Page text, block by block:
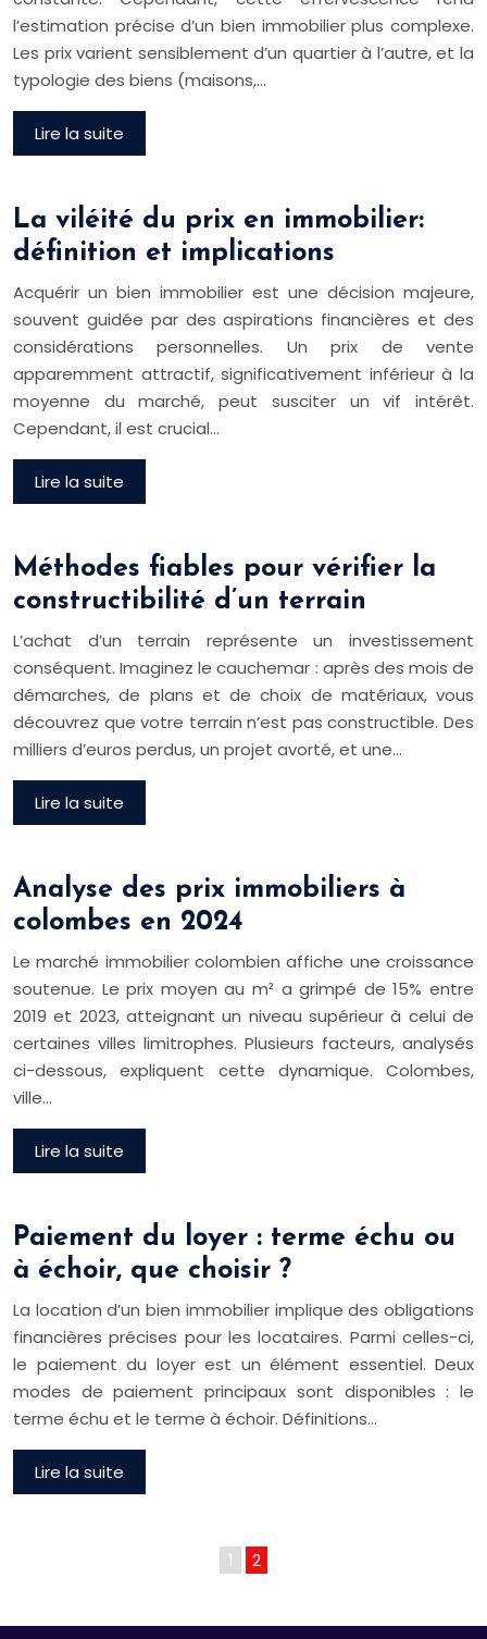
l’estimation précise d’un bien immobilier plus complexe.
Les prix varient sensiblement d’un quartier à l’autre, et la
typologie des biens (maisons,…
Lire la suite
La viléité du prix en immobilier:
définition et implications
Acquérir un bien immobilier est une décision majeure,
souvent guidée par des aspirations financières et des
considérations personnelles. Un prix de vente
apparemment attractif, significativement inférieur à la
moyenne du marché, peut susciter un vif intérêt.
Cependant, il est crucial…
Lire la suite
Méthodes fiables pour vérifier la
constructibilité d’un terrain
L’achat d’un terrain représente un investissement
conséquent. Imaginez le cauchemar : après des mois de
démarches, de plans et de choix de matériaux, vous
découvrez que votre terrain n’est pas constructible. Des
milliers d’euros perdus, un projet avorté, et une…
Lire la suite
Analyse des prix immobiliers à
colombes en 2024
Le marché immobilier colombien affiche une croissance
soutenue. Le prix moyen au m² a grimpé de 15% entre
2019 et 2023, atteignant un niveau supérieur à celui de
certaines villes limitrophes. Plusieurs facteurs, analysés
ci-dessous, expliquent cette dynamique. Colombes,
ville…
Lire la suite
Paiement du loyer : terme échu ou
à échoir, que choisir ?
La location d’un bien immobilier implique des obligations
financières précises pour les locataires. Parmi celles-ci,
le paiement du loyer est un élément essentiel. Deux
modes de paiement principaux sont disponibles : le
terme échu et le terme à échoir. Définitions…
Lire la suite
1 2